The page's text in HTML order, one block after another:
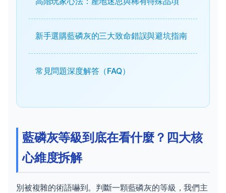
新手選購藍磷灰的三大致命錯誤與避坑指南
常見問題深度解答（FAQ）
藍磷灰等級到底在看什麼？四大核
心維度拆解
別被複雜的術語嚇到。判斷一顆藍磷灰的等級，我們主